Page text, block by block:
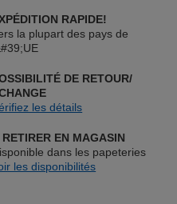
RAPIDE!
la plupart des pays de
DE RETOUR/
les détails
RETIRER EN MAGASIN
dans les papeteries
les disponibilités